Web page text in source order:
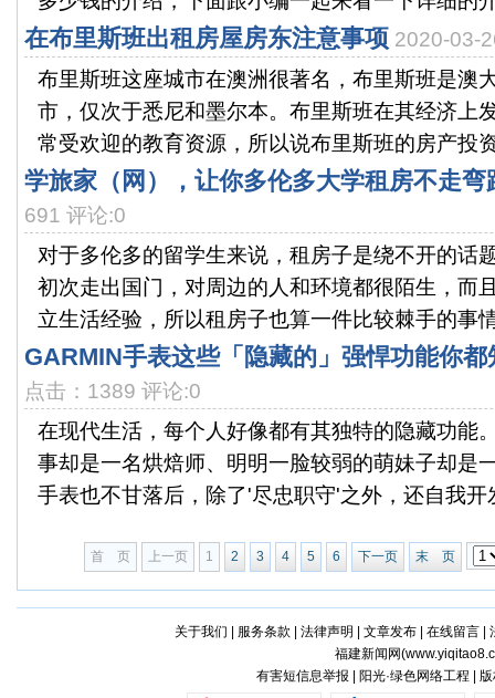
在布里斯班出租房屋房东注意事项 2020-03-
布里斯班这座城市在澳洲很著名，布里斯班是澳
市，仅次于悉尼和墨尔本。布里斯班在其经济上
常受欢迎的教育资源，所以说布里斯班的房产投
学旅家（网），让你多伦多大学租房不走弯
691 评论:0
对于多伦多的留学生来说，租房子是绕不开的话
初次走出国门，对周边的人和环境都很陌生，而
立生活经验，所以租房子也算一件比较棘手的事
GARMIN手表这些「隐藏的」强悍功能你都
点击：1389 评论:0
在现代生活，每个人好像都有其独特的隐藏功能
事却是一名烘焙师、明明一脸较弱的萌妹子却
手表也不甘落后，除了'尽忠职守'之外，还自我开
首 页 上一页 1 2 3 4 5 6 下一页 末 页
关于我们 服务条款 法律声明 文章发布| 在线留言|
福建新闻网(
有害短信息举报 | 阳光·绿色网络工程 |